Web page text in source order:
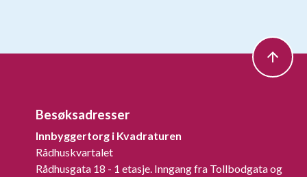
Besøksadresser
Innbyggertorg i Kvadraturen
Rådhuskvartalet
Rådhusgata 18 - 1 etasje. Inngang fra Tollbodgata og